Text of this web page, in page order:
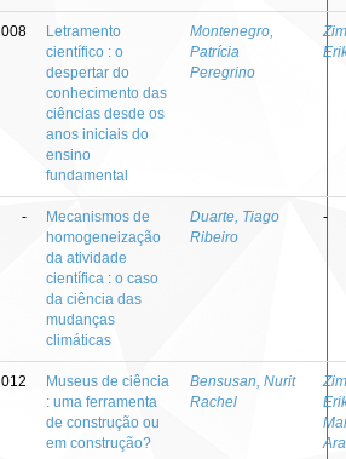
Letramento
científico : o
despertar do
conhecimento das
ciências desde os
anos iniciais do
ensino
fundamental
Montenegro,
Patrícia
Peregrino
-
Mecanismos de
homogeneização
da atividade
científica : o caso
da ciência das
mudanças
climáticas
Duarte, Tiago
Ribeiro
-
Museus de ciência
: uma ferramenta
de construção ou
em construção?
Bensusan, Nurit
Rachel